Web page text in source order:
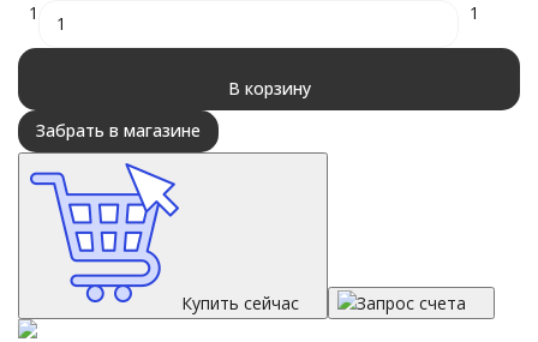
1 1
В корзину
Забрать в магазине
Купить сейчас Запрос счета